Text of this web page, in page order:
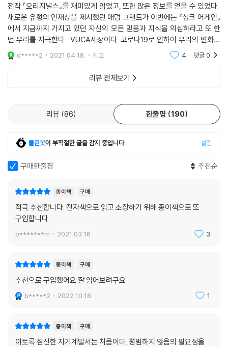
전작 『오리지널스』를 재미있게 읽었고, 또한 많은 정보를 얻을 수 있었다.
새로운 유형의 인재상을 제시했던 애덤 그랜트가 이번에는 『싱크 어게인』
에서 지금까지 가지고 있던 자신의 모든 믿음과 지식을 의심하라고 또 한
번 우리를 자극한다. VUCA세상이다. 코로나19로 인하여 우리의 변화속
도는 더욱 빨라졌고 앞날을 예측하는 것은 더욱 힘들다. 이러한 세상일 수
록 신선한
d*****2 2021.04.18. 신고 4 댓글0
리뷰 전체보기
리뷰 86 한줄평 190
클린봇이 부적절한 글을 감지 중입니다. 설정
구매한줄평 추천순
종이책 구매
적극 추천합니다. 전자책으로 읽고 소장하기 위해 종이책으로 또
구입합니다.
p*******m 2021.03.16. 3
종이책 구매
추천으로 구입했어요 잘 읽어보려구요
b*****2 2022.10.18. 1
종이책 구매
이토록 참신한 자기계발서는 처음이다. 평범하지 않음의 필요성을